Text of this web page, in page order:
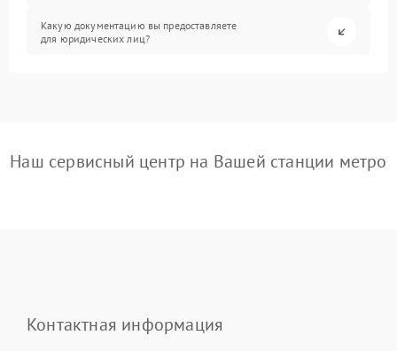
Какую документацию вы предоставляете
для юридических лиц?
Наш сервисный центр на Вашей станции метро
Контактная информация